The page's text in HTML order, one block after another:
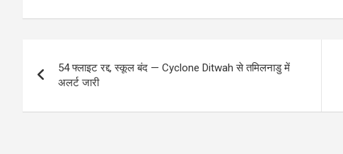
navigation
54 फ्लाइट रद्द, स्कूल बंद — Cyclone Ditwah से तमिलनाडु में
अलर्ट जारी